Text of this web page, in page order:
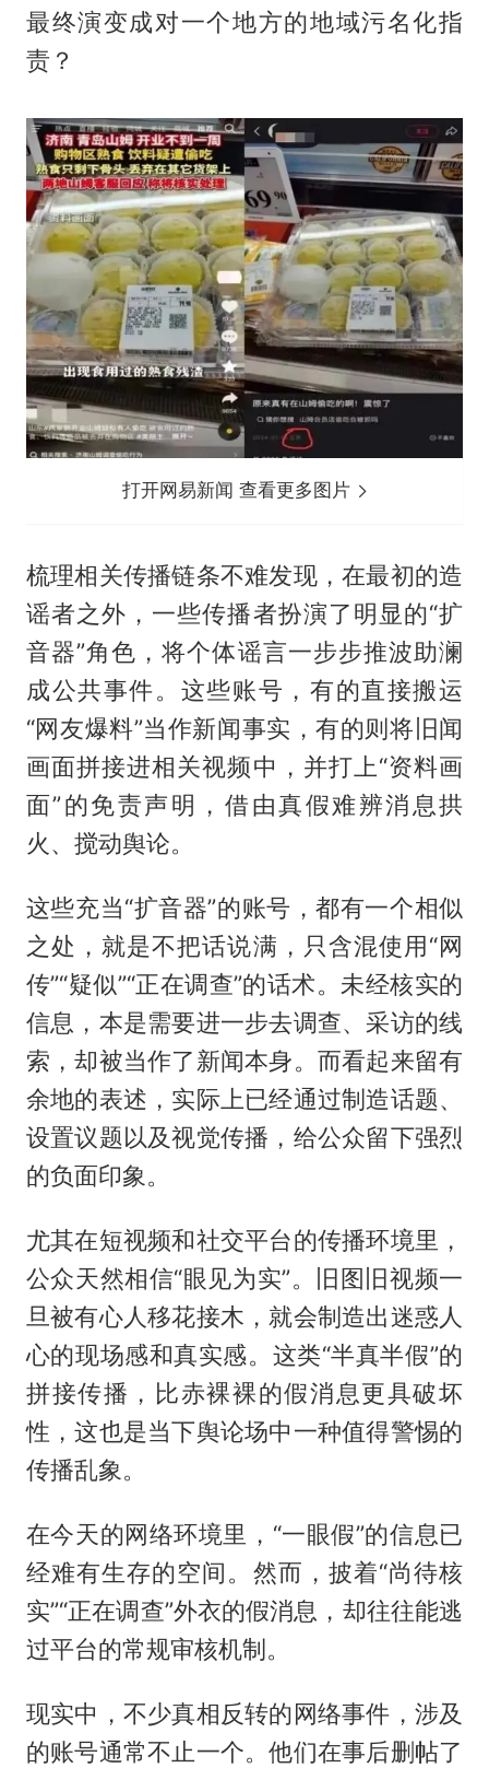
最终演变成对一个地方的地域污名化指
责？
打开网易新闻 查看更多图片
梳理相关传播链条不难发现，在最初的造
谣者之外，一些传播者扮演了明显的“扩
音器”角色，将个体谣言一步步推波助澜
成公共事件。这些账号，有的直接搬运
“网友爆料”当作新闻事实，有的则将旧闻
画面拼接进相关视频中，并打上“资料画
面”的免责声明，借由真假难辨消息拱
火、搅动舆论。
这些充当“扩音器”的账号，都有一个相似
之处，就是不把话说满，只含混使用“网
传”“疑似”“正在调查”的话术。未经核实的
信息，本是需要进一步去调查、采访的线
索，却被当作了新闻本身。而看起来留有
余地的表述，实际上已经通过制造话题、
设置议题以及视觉传播，给公众留下强烈
的负面印象。
尤其在短视频和社交平台的传播环境里，
公众天然相信“眼见为实”。旧图旧视频一
旦被有心人移花接木，就会制造出迷惑人
心的现场感和真实感。这类“半真半假”的
拼接传播，比赤裸裸的假消息更具破坏
性，这也是当下舆论场中一种值得警惕的
传播乱象。
在今天的网络环境里，“一眼假”的信息已
经难有生存的空间。然而，披着“尚待核
实”“正在调查”外衣的假消息，却往往能逃
过平台的常规审核机制。
现实中，不少真相反转的网络事件，涉及
的账号通常不止一个。他们在事后删帖了